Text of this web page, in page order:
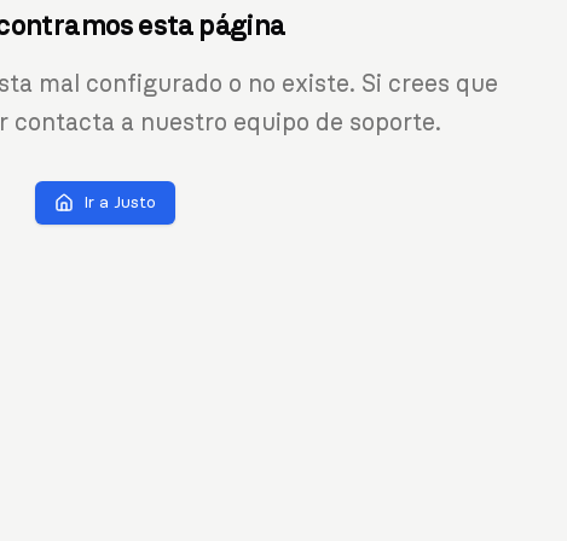
esta página
mal configurado o no existe. Si crees que
contacta a nuestro equipo de soporte.
Ir a Justo